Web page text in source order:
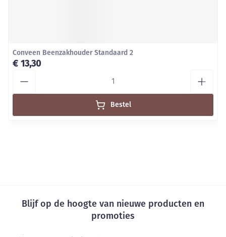
Conveen Beenzakhouder Standaard 2
€ 13,30
Bestel
Blijf op de hoogte van nieuwe producten en
promoties